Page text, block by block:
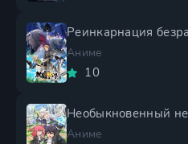
Реинкарнация
Аниме
10
Необыкновенный
Аниме